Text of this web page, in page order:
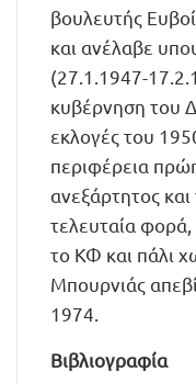
βουλευτής
και ανέλαβε
(27.1.1947-
κυβέρνηση του
εκλογές του
περιφέρεια
ανεξάρτητος
τελευταία
το ΚΦ και πάλι
Μπουρνιάς
1974.
Βιβλιογραφία